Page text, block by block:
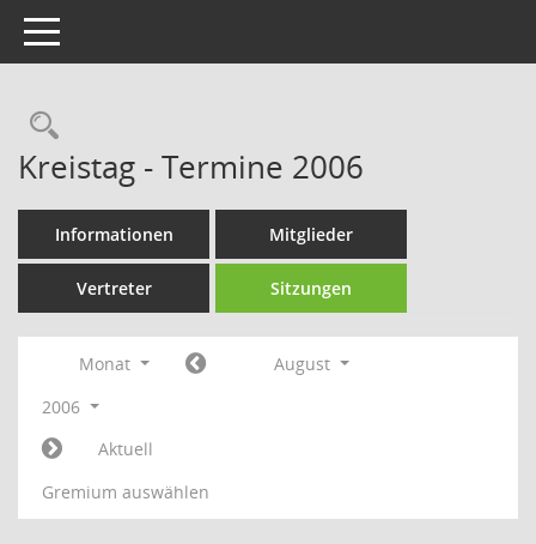
Toggle navigation
Rechercheauswahl
Kreistag - Termine 2006
Informationen Mitglieder
Vertreter Sitzungen
Monat
August
2006
Aktuell
Gremium auswählen